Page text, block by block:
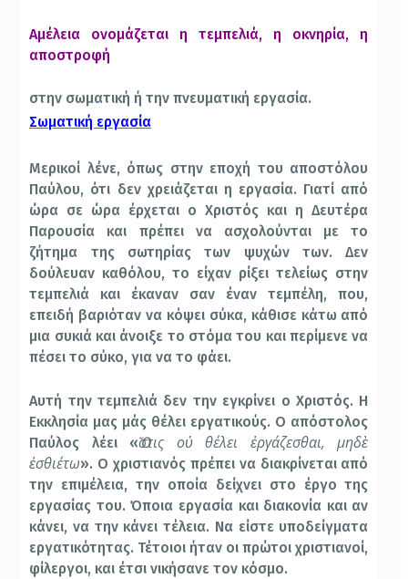
Αμέλεια ονομάζεται η τεμπελιά, η οκνηρία, η
αποστροφή
στην σωματική ή την πνευματική εργασία.
Σωματική εργασία
Μερικοί λένε, όπως στην εποχή του αποστόλου
Παύλου, ότι δεν χρειάζεται η εργασία. Γιατί από
ώρα σε ώρα έρχεται ο Χριστός και η Δευτέρα
Παρουσία και πρέπει να ασχολούνται με το
ζήτημα της σωτηρίας των ψυχών των. Δεν
δούλευαν καθόλου, το είχαν ρίξει τελείως στην
τεμπελιά και έκαναν σαν έναν τεμπέλη, που,
επειδή βαριόταν να κόψει σύκα, κάθισε κάτω από
μια συκιά και άνοιξε το στόμα του και περίμενε να
πέσει το σύκο, για να το φάει.
Αυτή την τεμπελιά δεν την εγκρίνει ο Χριστός. Η
Εκκλησία μας μάς θέλει εργατικούς. Ο απόστολος
Παύλος λέει «Ὅστις οὐ θέλει ἐργάζεσθαι, μηδὲ
ἐσθιέτω». Ο χριστιανός πρέπει να διακρίνεται από
την επιμέλεια, την οποία δείχνει στο έργο της
εργασίας του. Όποια εργασία και διακονία και αν
κάνει, να την κάνει τέλεια. Να είστε υποδείγματα
εργατικότητας. Τέτοιοι ήταν οι πρώτοι χριστιανοί,
φίλεργοι, και έτσι νικήσανε τον κόσμο.